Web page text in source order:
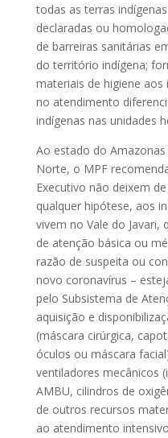
todas as terras
declaradas ou
de barreiras sanitárias
do território indígena;
materiais de higiene aos
no atendimento
indígenas nas unidades
Ao estado do
Norte, o MPF
Executivo não deixem
qualquer hipótese, aos
vivem no Vale do
de atenção básica ou
razão de suspeita ou
novo coronavírus –
pelo Subsistema de
aquisição e
(máscara cirúrgica,
óculos ou máscara
ventiladores mecânicos
AMBU, cilindros de
de outros recursos
ao atendimento